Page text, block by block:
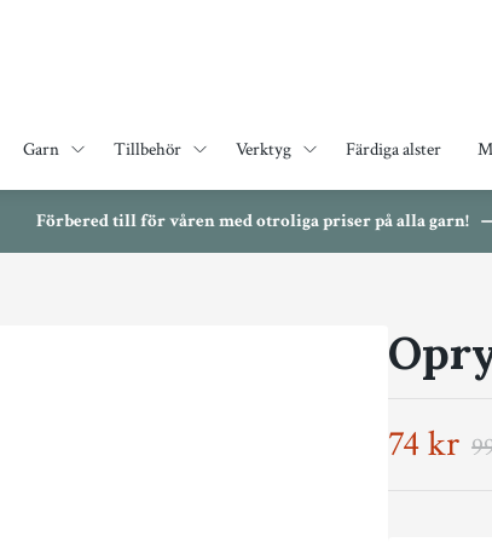
Garn Tillbehör Verktyg Färdiga alster
Förbered till för våren med otroliga priser på alla garn!
74 kr